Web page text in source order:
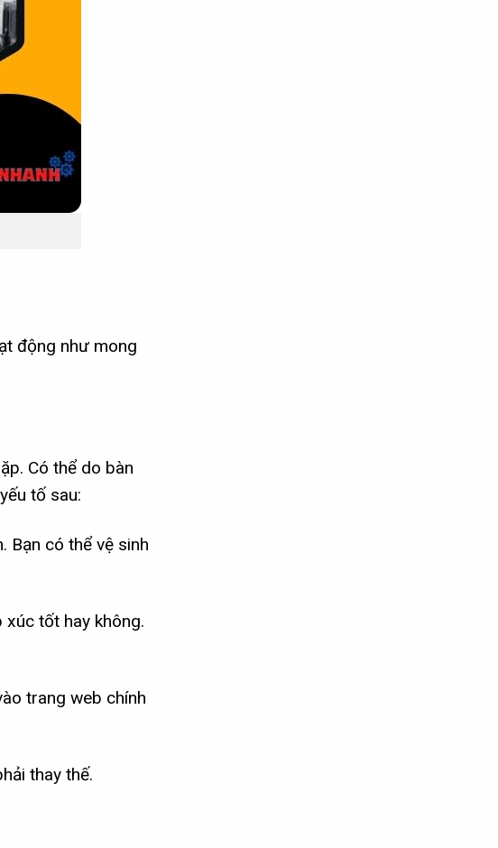
động như mong
Có thể do bàn
tố sau:
Bạn có thể vệ sinh
tốt hay không.
trang web chính
thay thế.